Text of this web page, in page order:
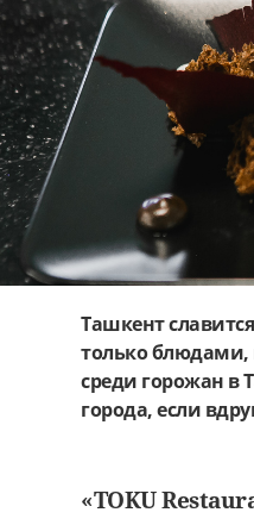
Ташкент
только блюдами,
среди горожан в
города, если
«TOKU